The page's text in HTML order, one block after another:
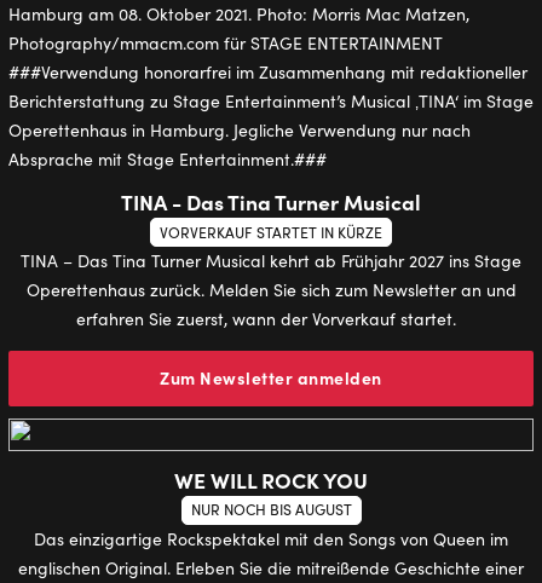
TINA - Das Tina Turner Musical
VORVERKAUF STARTET IN KÜRZE
TINA – Das Tina Turner Musical kehrt ab Frühjahr 2027 ins Stage
Operettenhaus zurück. Melden Sie sich zum Newsletter an und
erfahren Sie zuerst, wann der Vorverkauf startet.
Zum Newsletter anmelden
WE WILL ROCK YOU
NUR NOCH BIS AUGUST
Das einzigartige Rockspektakel mit den Songs von Queen im
englischen Original. Erleben Sie die mitreißende Geschichte einer